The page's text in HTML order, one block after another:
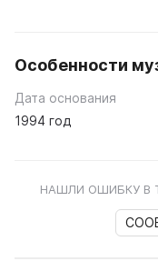
Особенности
Дата основания
1994 год
НАШЛИ ОШИБКУ В